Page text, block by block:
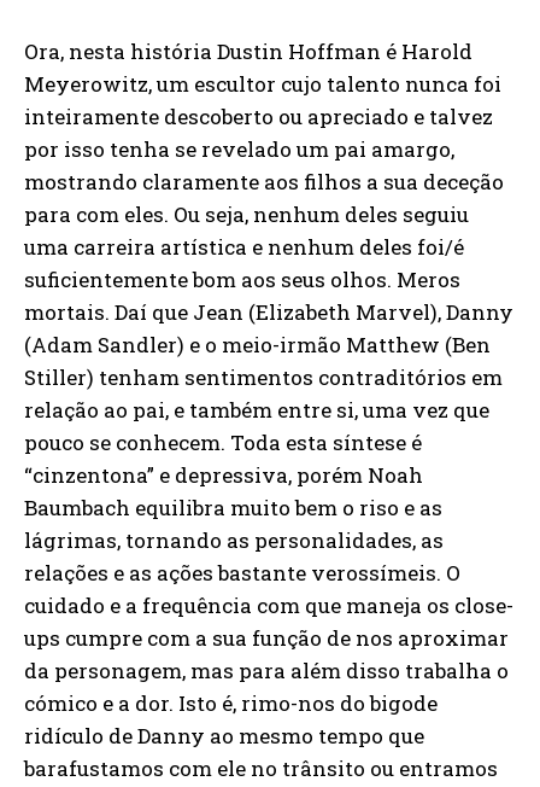
Ora, nesta história Dustin Hoffman é Harold
Meyerowitz, um escultor cujo talento nunca foi
inteiramente descoberto ou apreciado e talvez
por isso tenha se revelado um pai amargo,
mostrando claramente aos filhos a sua deceção
para com eles. Ou seja, nenhum deles seguiu
uma carreira artística e nenhum deles foi/é
suficientemente bom aos seus olhos. Meros
mortais. Daí que Jean (Elizabeth Marvel), Danny
(Adam Sandler) e o meio-irmão Matthew (Ben
Stiller) tenham sentimentos contraditórios em
relação ao pai, e também entre si, uma vez que
pouco se conhecem. Toda esta síntese é
“cinzentona” e depressiva, porém Noah
Baumbach equilibra muito bem o riso e as
lágrimas, tornando as personalidades, as
relações e as ações bastante verossímeis. O
cuidado e a frequência com que maneja os close-
ups cumpre com a sua função de nos aproximar
da personagem, mas para além disso trabalha o
cómico e a dor. Isto é, rimo-nos do bigode
ridículo de Danny ao mesmo tempo que
barafustamos com ele no trânsito ou entramos